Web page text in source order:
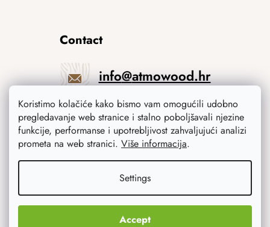
Koristimo kolačiće kako bismo vam omogućili udobno
pregledavanje web stranice i stalno poboljšavali njezine
funkcije, performanse i upotrebljivost zahvaljujući analizi
prometa na web stranici. Više informacija.
Settings
Accept
Contact
info@atmowood.hr
+385 23 775 506
Mogućnosti prijevoza